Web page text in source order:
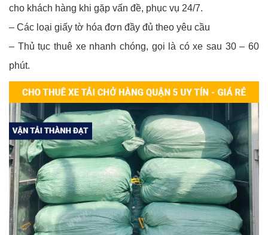
cho khách hàng khi gặp vấn đề, phục vụ 24/7.
– Các loại giấy tờ hóa đơn đầy đủ theo yêu cầu
– Thủ tục thuê xe nhanh chóng, gọi là có xe sau 30 – 60
phút.